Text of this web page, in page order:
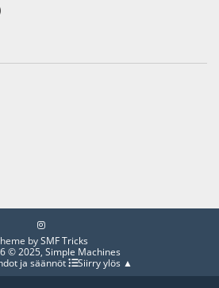
bySMF Tricks
© 2025, Simple Machines
ja säännöt Siirry ylös ▲